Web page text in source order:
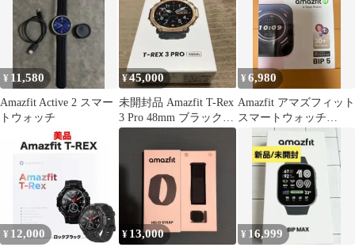
¥ 11,580
Amazfit Active 2 スマー
トウォッチ
¥45,000
未開封品 Amazfit T-Rex
3 Pro 48mm ブラックゴ
ールド
¥6,980
Amazfit アマズフィット
スマートウォッチ
Amazfit Bip 5 パステル
ピンク sp170064-C201
¥ 12,000 ¥ 13,000 ¥ 16,999